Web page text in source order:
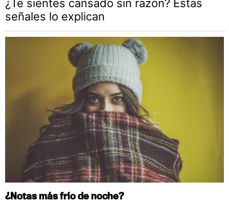
¿Te sientes cansado sin razón? Estas
señales lo explican
¿Notas más frío de noche?